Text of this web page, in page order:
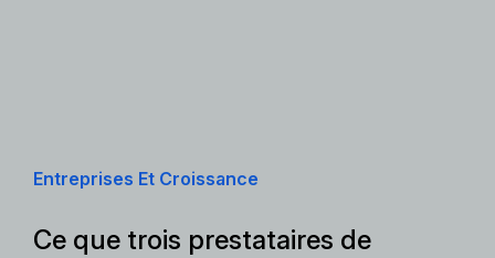
Entreprises Et Croissance
Ce que trois prestataires de